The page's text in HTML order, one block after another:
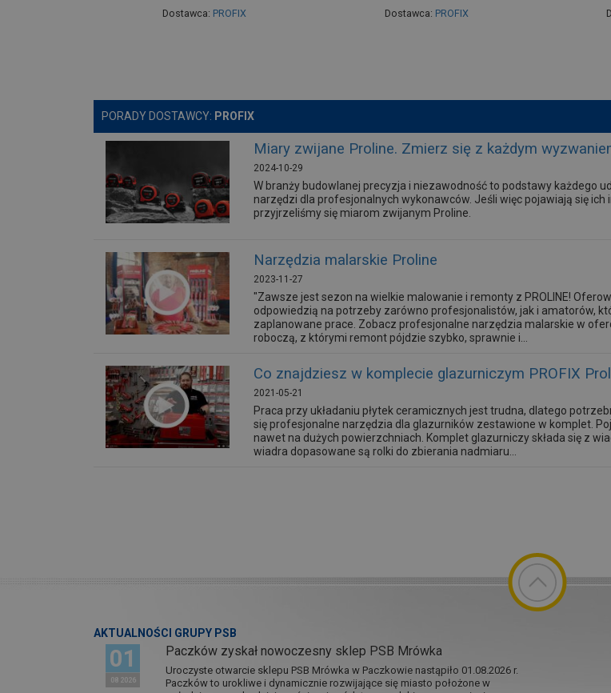
Dostawca: PROFIX Dostawca: PROFIX
PORADY DOSTAWCY: PROFIX
Miary zwijane Proline. Zmierz się z każdym
2024-10-29
W branży budowlanej precyzja i niezawodność to podstawy każdego
narzędzi dla profesjonalnych wykonawców. Jeśli więc pojawiają się
przyjrzeliśmy się miarom zwijanym Proline.
Narzędzia malarskie Proline
2023-11-27
"Zawsze jest sezon na wielkie malowanie i remonty z PROLINE!
odpowiedzią na potrzeby zarówno profesjonalistów, jak i amatorów,
zaplanowane prace. Zobacz profesjonalne narzędzia malarskie w
roboczą, z którymi remont pójdzie szybko, sprawnie i...
Co znajdziesz w komplecie glazurniczym PROFIX
2021-05-21
Praca przy układaniu płytek ceramicznych jest trudna, dlatego
się profesjonalne narzędzia dla glazurników zestawione w komplet.
nawet na dużych powierzchniach. Komplet glazurniczy składa się z
wiadra dopasowane są rolki do zbierania nadmiaru...
AKTUALNOŚCI GRUPY PSB
01
08 2026
Paczków zyskał nowoczesny sklep PSB Mrówka
Uroczyste otwarcie sklepu PSB Mrówka w Paczkowie nastąpiło 01.08.2026 r.
Paczków to urokliwe i dynamicznie rozwijające się miasto położone w